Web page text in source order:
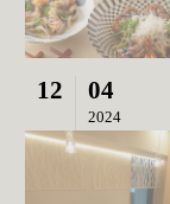
12 04
2024